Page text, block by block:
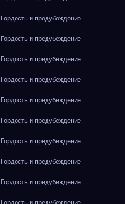
и предубеждение
и предубеждение
и предубеждение
и предубеждение
и предубеждение
и предубеждение
и предубеждение
и предубеждение
и предубеждение
и предубеждение